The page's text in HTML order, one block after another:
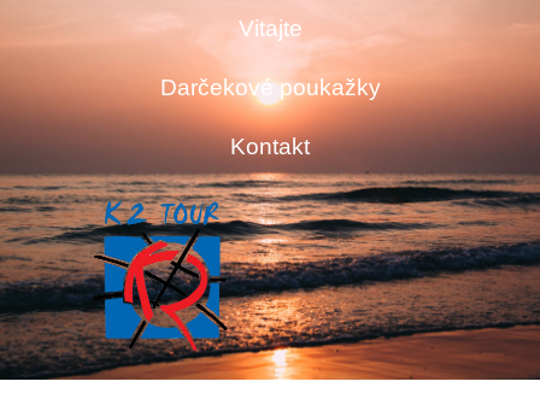
Vitajte
Darčekové poukažky
Kontakt